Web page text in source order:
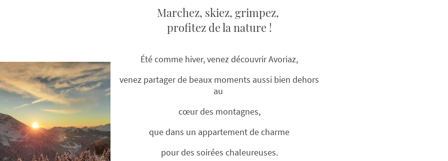
Marchez, skiez, grimpez,
profitez de la nature !
Été comme hiver, venez découvrir Avoriaz,
venez partager de beaux moments aussi bien dehors
au
cœur des montagnes,
que dans un appartement de charme
pour des soirées chaleureuses.